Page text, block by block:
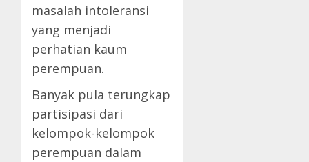
masalah intoleransi
yang menjadi
perhatian kaum
perempuan.
Banyak pula terungkap
partisipasi dari
kelompok-kelompok
perempuan dalam